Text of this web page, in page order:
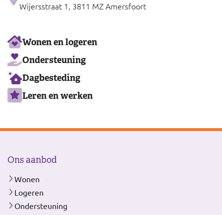
Wijersstraat 1, 3811 MZ Amersfoort
Ons
aanbod
Wonen en logeren
Ondersteuning
Dagbesteding
Leren en werken
Ons aanbod
Wonen
Logeren
Ondersteuning